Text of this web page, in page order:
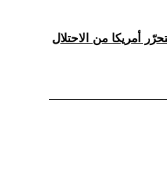
أمريكا من الاحتلال